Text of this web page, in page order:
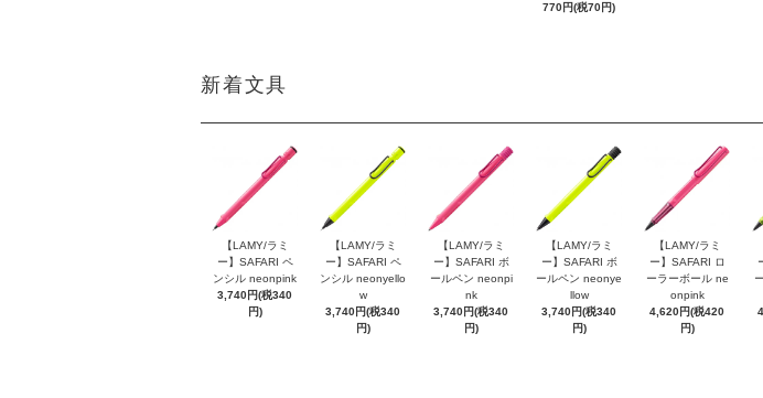
770円(税70円)
新着文具
【LAMY/ラミ
ー】SAFARI ペ
ンシル neonpink
3,740円(税340
円)
【LAMY/ラミ
ー】SAFARI ペ
ンシル neonyello
w
3,740円(税340
円)
【LAMY/ラミ
ー】SAFARI ボ
ールペン neonpi
nk
3,740円(税340
円)
【LAMY/ラミ
ー】SAFARI ボ
ールペン neonye
llow
3,740円(税340
円)
【LAMY/ラミ
ー】SAFARI ロ
ーラーボール ne
onpink
4,620円(税420
円)